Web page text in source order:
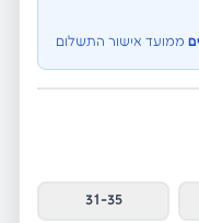
ממועד אישור התשלום
31-35